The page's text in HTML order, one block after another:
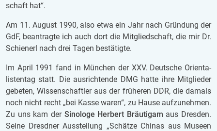
schaft hat“.
Am 11. Au­gust 1990, also etwa ein Jahr nach Grün­dung der
GdF, be­an­trag­te ich auch dort die Mit­glied­schaft, die mir Dr.
Schie­nerl nach drei Tagen be­stä­tig­te.
Im April 1991 fand in Mün­chen der XXV. Deut­sche Ori­en­ta­
lis­ten­tag statt. Die aus­rich­ten­de DMG hatte ihre Mit­glie­der
ge­be­ten, Wis­sen­schaft­ler aus der frü­he­ren DDR, die da­mals
noch nicht recht „bei Kasse waren“, zu Hause auf­zu­neh­men.
Zu uns kam derSi­no­lo­ge Her­bert Bräu­ti­gam aus Dres­den.
Seine Dresd­ner Aus­stel­lung „Schät­ze Chi­nas aus Mu­se­en